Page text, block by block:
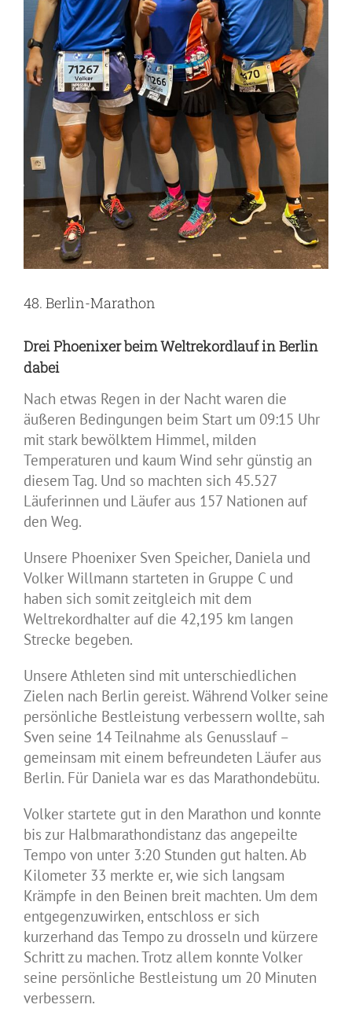
48. Berlin-Marathon
Drei Phoenixer beim Weltrekordlauf in Berlin
dabei
Nach etwas Regen in der Nacht waren die
äußeren Bedingungen beim Start um 09:15 Uhr
mit stark bewölktem Himmel, milden
Temperaturen und kaum Wind sehr günstig an
diesem Tag. Und so machten sich 45.527
Läuferinnen und Läufer aus 157 Nationen auf
den Weg.
Unsere Phoenixer Sven Speicher, Daniela und
Volker Willmann starteten in Gruppe C und
haben sich somit zeitgleich mit dem
Weltrekordhalter auf die 42,195 km langen
Strecke begeben.
Unsere Athleten sind mit unterschiedlichen
Zielen nach Berlin gereist. Während Volker seine
persönliche Bestleistung verbessern wollte, sah
Sven seine 14 Teilnahme als Genusslauf –
gemeinsam mit einem befreundeten Läufer aus
Berlin. Für Daniela war es das Marathondebütu.
Volker startete gut in den Marathon und konnte
bis zur Halbmarathondistanz das angepeilte
Tempo von unter 3:20 Stunden gut halten. Ab
Kilometer 33 merkte er, wie sich langsam
Krämpfe in den Beinen breit machten. Um dem
entgegenzuwirken, entschloss er sich
kurzerhand das Tempo zu drosseln und kürzere
Schritt zu machen. Trotz allem konnte Volker
seine persönliche Bestleistung um 20 Minuten
verbessern.